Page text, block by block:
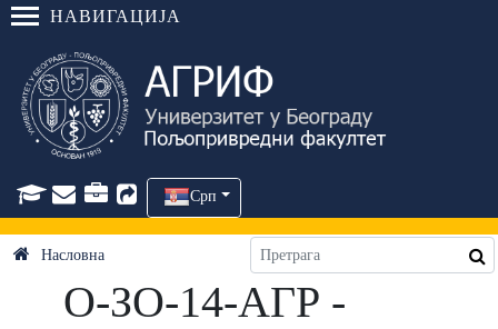
НАВИГАЦИЈА
Срп
Насловна
О-ЗО-14-АГР -